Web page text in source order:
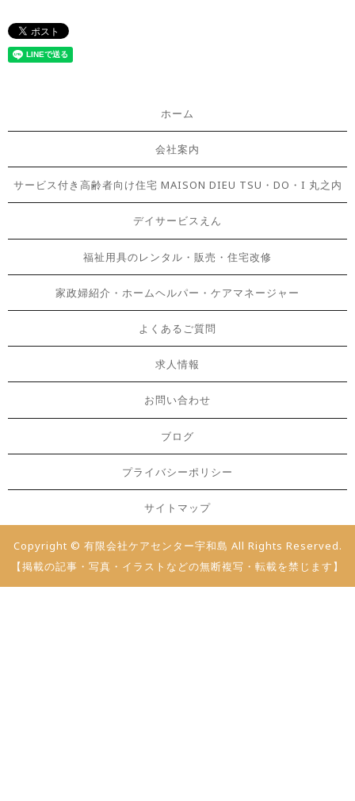
ホーム
会社案内
サービス付き高齢者向け住宅 MAISON DIEU TSU・DO・I 丸之内
デイサービスえん
福祉用具のレンタル・販売・住宅改修
家政婦紹介・ホームヘルパー・ケアマネージャー
よくあるご質問
求人情報
お問い合わせ
ブログ
プライバシーポリシー
サイトマップ
Copyright © 有限会社ケアセンター宇和島 All Rights Reserved.
【掲載の記事・写真・イラストなどの無断複写・転載を禁じます】